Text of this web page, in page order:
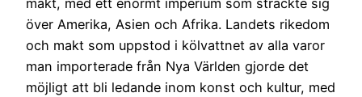
makt, med ett enormt imperium som sträckte sig
över Amerika, Asien och Afrika. Landets rikedom
och makt som uppstod i kölvattnet av alla varor
man importerade från Nya Världen gjorde det
möjligt att bli ledande inom konst och kultur, med